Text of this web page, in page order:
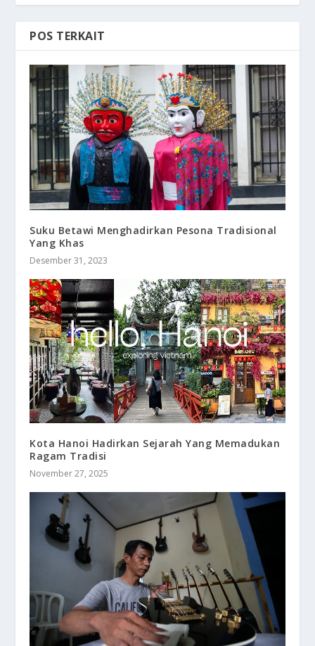
POS TERKAIT
Suku Betawi Menghadirkan Pesona Tradisional
Yang Khas
Desember 31, 2023
Kota Hanoi Hadirkan Sejarah Yang Memadukan
Ragam Tradisi
November 27, 2025